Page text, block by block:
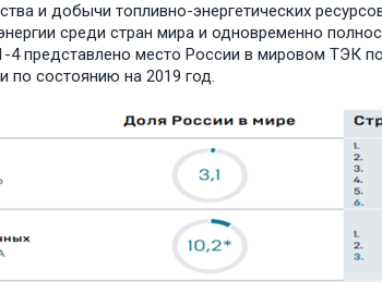
и добычи топливно-энергетических
среди стран мира и одновременно
4 представлено место России в мировом ТЭК
по состоянию на 2019 год.